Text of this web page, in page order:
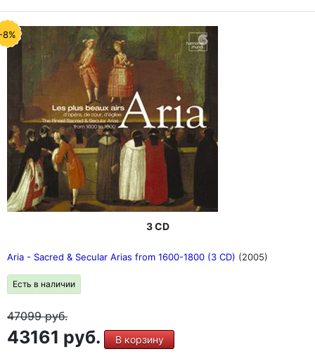
8%
3 CD
Aria - Sacred & Secular Arias from 1600-1800 (3 CD) (2005)
Есть в наличии
47099руб.
43161 руб. В корзину